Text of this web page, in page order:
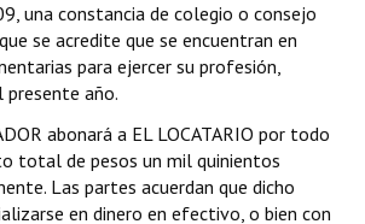
una constancia de colegio o consejo
se acredite que se encuentran en
para ejercer su profesión,
presente año.
abonará a EL LOCATARIO por todo
total de pesos un mil quinientos
Las partes acuerdan que dicho
en dinero en efectivo, o bien con